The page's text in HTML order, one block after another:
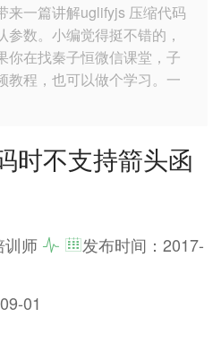
来一篇讲解uglifyjs 压缩代码
数。小编觉得挺不错的，
你在找秦子恒微信课堂，子
教程，也可以做个学习。一
时不支持箭头函
训师 发布时间： 2017-
09-01